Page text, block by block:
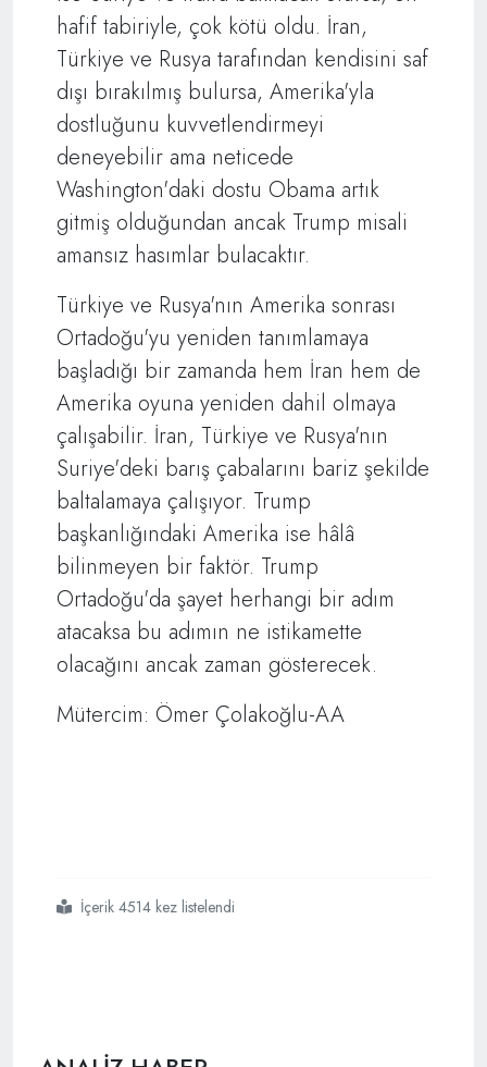
hafif tabiriyle, çok kötü oldu. İran,
Türkiye ve Rusya tarafından kendisini saf
dışı bırakılmış bulursa, Amerika'yla
dostluğunu kuvvetlendirmeyi
deneyebilir ama neticede
Washington'daki dostu Obama artık
gitmiş olduğundan ancak Trump misali
amansız hasımlar bulacaktır.
Türkiye ve Rusya'nın Amerika sonrası
Ortadoğu'yu yeniden tanımlamaya
başladığı bir zamanda hem İran hem de
Amerika oyuna yeniden dahil olmaya
çalışabilir. İran, Türkiye ve Rusya'nın
Suriye'deki barış çabalarını bariz şekilde
baltalamaya çalışıyor. Trump
başkanlığındaki Amerika ise hâlâ
bilinmeyen bir faktör. Trump
Ortadoğu'da şayet herhangi bir adım
atacaksa bu adımın ne istikamette
olacağını ancak zaman gösterecek.
Mütercim: Ömer Çolakoğlu-AA
#amerikasız
#ortadoğu
İçerik 4514 kez listelendi